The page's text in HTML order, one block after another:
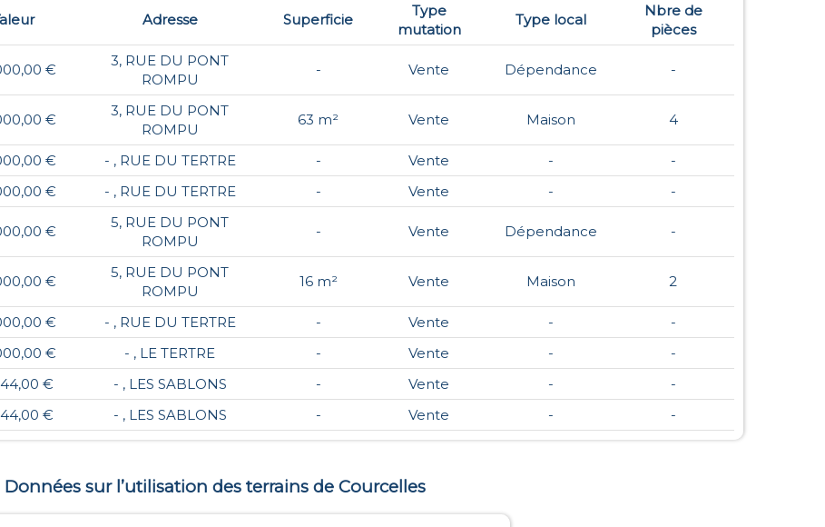
Adresse Superficie
Type
mutation
Type local
Nbre de
pièces
€
3, RUE DU PONT
ROMPU
- Vente Dépendance -
€
3, RUE DU PONT
ROMPU
63 m² Vente Maison 4
€ - , RUE DU TERTRE - Vente -
-
€ - , RUE DU TERTRE - Vente - -
€
5, RUE DU PONT
ROMPU
- Vente Dépendance -
€
5, RUE DU PONT
ROMPU
16 m² Vente Maison 2
€ - , RUE DU TERTRE - Vente -
-
€ - , LE TERTRE - Vente -
-
€ - , LES SABLONS - Vente -
-
€ - , LES SABLONS - Vente - -
Données sur l’utilisation des terrains de Courcelles